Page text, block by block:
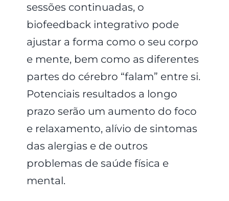
sessões continuadas, o
biofeedback integrativo pode
ajustar a forma como o seu corpo
e mente, bem como as diferentes
partes do cérebro “falam” entre si.
Potenciais resultados a longo
prazo serão um aumento do foco
e relaxamento, alívio de sintomas
das alergias e de outros
problemas de saúde física e
mental.